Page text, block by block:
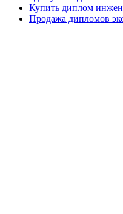
Купить диплом
Продажа дипломов